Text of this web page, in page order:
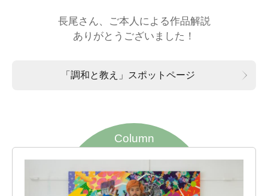
長尾さん、ご本人による作品解説
ありがとうございました！
「調和と教え」スポットページ
Column